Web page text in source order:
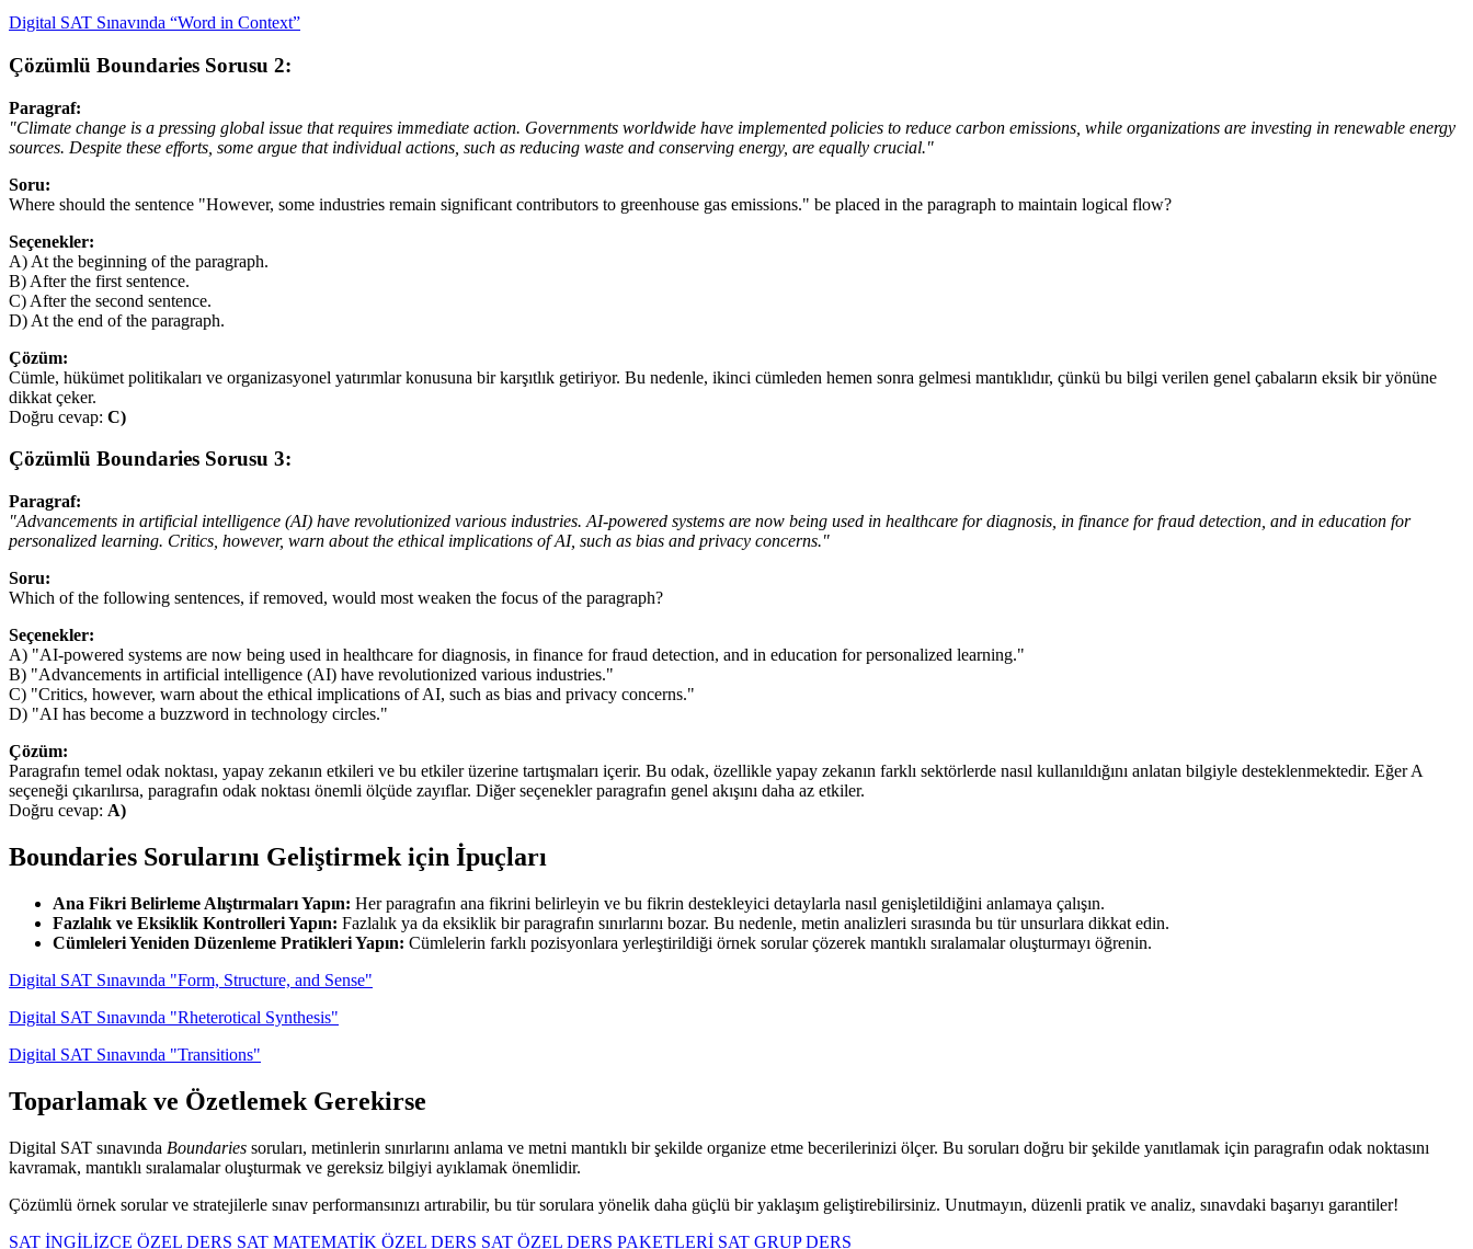
Digital SAT Sınavında “Word in Context”
Çözümlü Boundaries Sorusu 2:
Paragraf:
"Climate change is a pressing global issue that requires immediate action. Governments worldwide have implemented policies to reduce carbon emissions, while organizations are investing in renewable energy
sources. Despite these efforts, some argue that individual actions, such as reducing waste and conserving energy, are equally crucial."
Soru:
Where should the sentence "However, some industries remain significant contributors to greenhouse gas emissions." be placed in the paragraph to maintain logical flow?
Seçenekler:
A) At the beginning of the paragraph.
B) After the first sentence.
C) After the second sentence.
D) At the end of the paragraph.
Çözüm:
Cümle, hükümet politikaları ve organizasyonel yatırımlar konusuna bir karşıtlık getiriyor. Bu nedenle, ikinci cümleden hemen sonra gelmesi mantıklıdır, çünkü bu bilgi verilen genel çabaların eksik bir yönüne
dikkat çeker.
Doğru cevap: C)
Çözümlü Boundaries Sorusu 3:
Paragraf:
"Advancements in artificial intelligence (AI) have revolutionized various industries. AI-powered systems are now being used in healthcare for diagnosis, in finance for fraud detection, and in education for
personalized learning. Critics, however, warn about the ethical implications of AI, such as bias and privacy concerns."
Soru:
Which of the following sentences, if removed, would most weaken the focus of the paragraph?
Seçenekler:
A) "AI-powered systems are now being used in healthcare for diagnosis, in finance for fraud detection, and in education for personalized learning."
B) "Advancements in artificial intelligence (AI) have revolutionized various industries."
C) "Critics, however, warn about the ethical implications of AI, such as bias and privacy concerns."
D) "AI has become a buzzword in technology circles."
Çözüm:
Paragrafın temel odak noktası, yapay zekanın etkileri ve bu etkiler üzerine tartışmaları içerir. Bu odak, özellikle yapay zekanın farklı sektörlerde nasıl kullanıldığını anlatan bilgiyle desteklenmektedir. Eğer A
seçeneği çıkarılırsa, paragrafın odak noktası önemli ölçüde zayıflar. Diğer seçenekler paragrafın genel akışını daha az etkiler.
Doğru cevap: A)
Boundaries Sorularını Geliştirmek için İpuçları
Ana Fikri Belirleme Alıştırmaları Yapın: Her paragrafın ana fikrini belirleyin ve bu fikrin destekleyici detaylarla nasıl genişletildiğini anlamaya çalışın.
Fazlalık ve Eksiklik Kontrolleri Yapın: Fazlalık ya da eksiklik bir paragrafın sınırlarını bozar. Bu nedenle, metin analizleri sırasında bu tür unsurlara dikkat edin.
Cümleleri Yeniden Düzenleme Pratikleri Yapın: Cümlelerin farklı pozisyonlara yerleştirildiği örnek sorular çözerek mantıklı sıralamalar oluşturmayı öğrenin.
Digital SAT Sınavında "Form, Structure, and Sense"
Digital SAT Sınavında "Rheterotical Synthesis"
Digital SAT Sınavında "Transitions"
Toparlamak ve Özetlemek Gerekirse
Digital SAT sınavında Boundaries soruları, metinlerin sınırlarını anlama ve metni mantıklı bir şekilde organize etme becerilerinizi ölçer. Bu soruları doğru bir şekilde yanıtlamak için paragrafın odak noktasını
kavramak, mantıklı sıralamalar oluşturmak ve gereksiz bilgiyi ayıklamak önemlidir.
Çözümlü örnek sorular ve stratejilerle sınav performansınızı artırabilir, bu tür sorulara yönelik daha güçlü bir yaklaşım geliştirebilirsiniz. Unutmayın, düzenli pratik ve analiz, sınavdaki başarıyı garantiler!
SAT İNGİLİZCE ÖZEL DERS SAT MATEMATİK ÖZEL DERS SAT ÖZEL DERS PAKETLERİ SAT GRUP DERS